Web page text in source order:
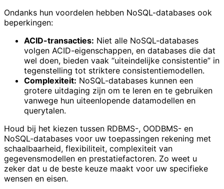
Ondanks hun voordelen hebben NoSQL-databases ook
beperkingen:
ACID-transacties: Niet alle NoSQL-databases
volgen ACID-eigenschappen, en databases die dat
wel doen, bieden vaak “uiteindelijke consistentie” in
tegenstelling tot striktere consistentiemodellen.
Complexiteit: NoSQL-databases kunnen een
grotere uitdaging zijn om te leren en te gebruiken
vanwege hun uiteenlopende datamodellen en
querytalen.
Houd bij het kiezen tussen RDBMS-, OODBMS- en
NoSQL-databases voor uw toepassingen rekening met
schaalbaarheid, flexibiliteit, complexiteit van
gegevensmodellen en prestatiefactoren. Zo weet u
zeker dat u de beste keuze maakt voor uw specifieke
wensen en eisen.